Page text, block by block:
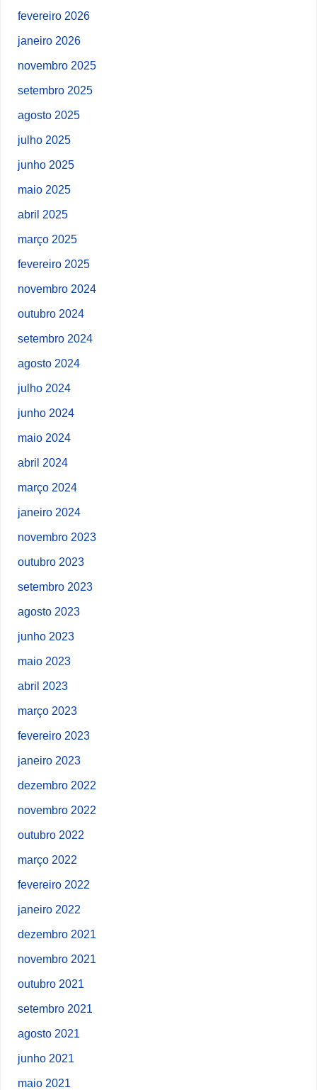
fevereiro 2026
janeiro 2026
novembro 2025
setembro 2025
agosto 2025
julho 2025
junho 2025
maio 2025
abril 2025
março 2025
fevereiro 2025
novembro 2024
outubro 2024
setembro 2024
agosto 2024
julho 2024
junho 2024
maio 2024
abril 2024
março 2024
janeiro 2024
novembro 2023
outubro 2023
setembro 2023
agosto 2023
junho 2023
maio 2023
abril 2023
março 2023
fevereiro 2023
janeiro 2023
dezembro 2022
novembro 2022
outubro 2022
março 2022
fevereiro 2022
janeiro 2022
dezembro 2021
novembro 2021
outubro 2021
setembro 2021
agosto 2021
junho 2021
maio 2021